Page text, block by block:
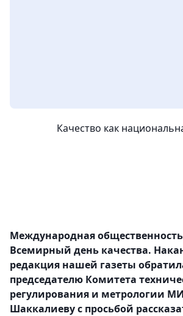
Качество как
Международная
Всемирный день качества.
редакция нашей газеты
председателю Комитета
регулирования и метрологии
Шаккалиеву с просьбой